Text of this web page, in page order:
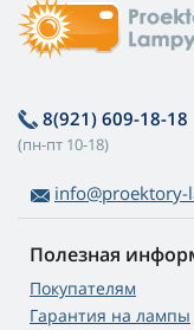
8(921) 609-18-18
(пн-пт 10-18)
Полезная
Покупателям
Гарантия на лампы